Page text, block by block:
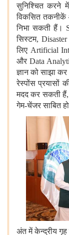
सुनिश्चित करने
विकसित तकनीकें
निभा सकती हैं।
सिस्टम,
लिए Artificial
और Data
ज्ञान को साझा
रेस्पोंस प्रयासों
मदद कर सकती हैं,
गेम-चेंजर साबित
अंत में केन्द्रीय गृह